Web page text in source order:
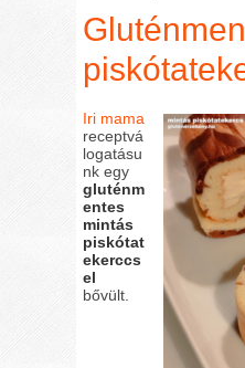
Iri mama
receptvá
logatásu
nk egy
gluténm
entes
mintás
piskótat
ekerccs
el
bővült.